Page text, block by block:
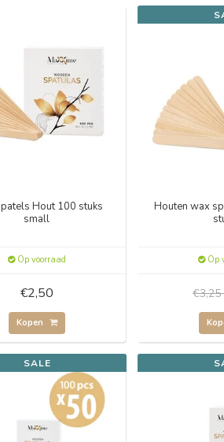
Hout 100 stuks
small
Op voorraad
€2,50
Kopen
Houten wax
Op
€3,25
SALE